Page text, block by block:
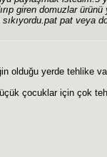
giren domuzlar
sıkıyordu.pat pat veya
olduğu yerde tehlike
çocuklar için çok